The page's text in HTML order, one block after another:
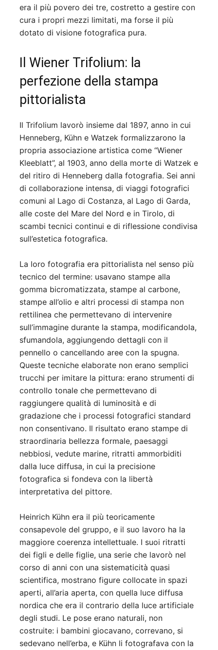
era il più povero dei tre, costretto a gestire con
cura i propri mezzi limitati, ma forse il più
dotato di visione fotografica pura.
Il Wiener Trifolium: la
perfezione della stampa
pittorialista
Il Trifolium lavorò insieme dal 1897, anno in cui
Henneberg, Kühn e Watzek formalizzarono la
propria associazione artistica come “Wiener
Kleeblatt”, al 1903, anno della morte di Watzek e
del ritiro di Henneberg dalla fotografia. Sei anni
di collaborazione intensa, di viaggi fotografici
comuni al Lago di Costanza, al Lago di Garda,
alle coste del Mare del Nord e in Tirolo, di
scambi tecnici continui e di riflessione condivisa
sull’estetica fotografica.
La loro fotografia era pittorialista nel senso più
tecnico del termine: usavano stampe alla
gomma bicromatizzata, stampe al carbone,
stampe all’olio e altri processi di stampa non
rettilinea che permettevano di intervenire
sull’immagine durante la stampa, modificandola,
sfumandola, aggiungendo dettagli con il
pennello o cancellando aree con la spugna.
Queste tecniche elaborate non erano semplici
trucchi per imitare la pittura: erano strumenti di
controllo tonale che permettevano di
raggiungere qualità di luminosità e di
gradazione che i processi fotografici standard
non consentivano. Il risultato erano stampe di
straordinaria bellezza formale, paesaggi
nebbiosi, vedute marine, ritratti ammorbiditi
dalla luce diffusa, in cui la precisione
fotografica si fondeva con la libertà
interpretativa del pittore.
Heinrich Kühn era il più teoricamente
consapevole del gruppo, e il suo lavoro ha la
maggiore coerenza intellettuale. I suoi ritratti
dei figli e delle figlie, una serie che lavorò nel
corso di anni con una sistematicità quasi
scientifica, mostrano figure collocate in spazi
aperti, all’aria aperta, con quella luce diffusa
nordica che era il contrario della luce artificiale
degli studi. Le pose erano naturali, non
costruite: i bambini giocavano, correvano, si
sedevano nell’erba, e Kühn li fotografava con la